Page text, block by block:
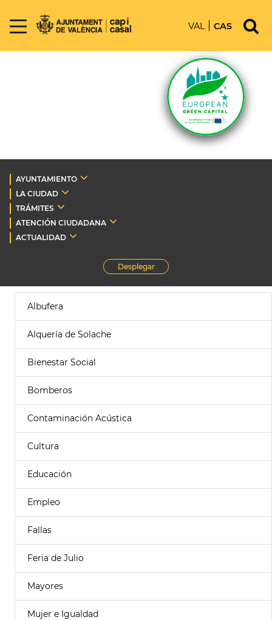
VAL CAS
AYUNTAMIENTO
LA CIUDAD
TRÁMITES
ATENCIÓN CIUDADANA
ACTUALIDAD
Desplegar
Albufera
Alquería de Solache
Bienestar Social
Bomberos
Contaminación Acústica
Cultura
Educación
Empleo
Fallas
Feria de Julio
Mayores
Mujer e Igualdad